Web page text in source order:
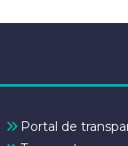
Portal de